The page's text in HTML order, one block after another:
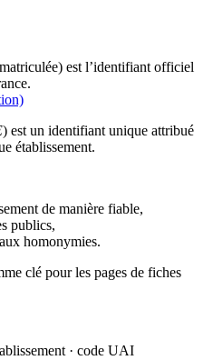
est l’identifiant officiel
) est un identifiant unique attribué
établissement.
de manière fiable,
publics,
homonymies.
clé pour les pages de fiches
· code UAI